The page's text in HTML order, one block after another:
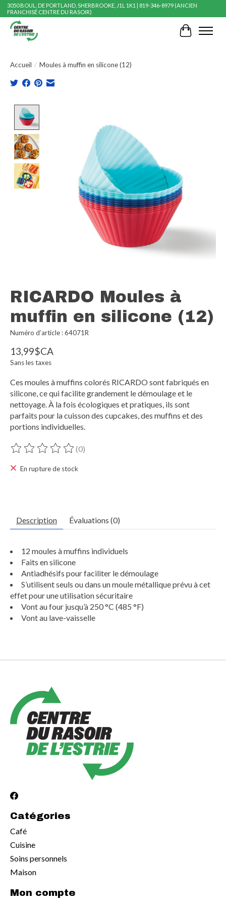
3050 BOUL. DE PORTLAND, SHERBROOKE, J1L 1K1 | 819-346-8979 (ANCIEN
FRANCHISÉ CENTRE DU RASOIR)
Panier
Accueil / Moules à muffin en silicone (12)
RICARDO Moules à
muffin en silicone (12)
Numéro d’article : 64071R
13,99$CA
Sans les taxes
Ces moules à muffins colorés RICARDO sont fabriqués en
silicone, ce qui facilite grandement le démoulage et le
nettoyage. À la fois écologiques et pratiques, ils sont
parfaits pour la cuisson des cupcakes, des muffins et des
portions individuelles.
Ce produit est évalué à
(0)
En rupture de stock
Description Évaluations (0)
12 moules à muffins individuels
Faits en silicone
Antiadhésifs pour faciliter le démoulage
S’utilisent seuls ou dans un moule métallique prévu à cet
effet pour une utilisation sécuritaire
Vont au four jusqu’à 250 °C (485 °F)
Vont au lave-vaisselle
Catégories
Café
Cuisine
Soins personnels
Maison
Mon compte